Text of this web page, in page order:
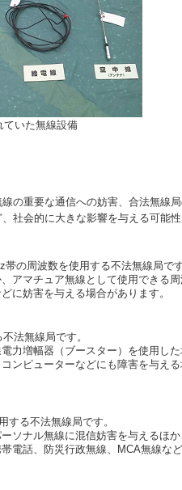
ていた無線設備
の重要な通信への妨害、合法無線
社会的に大きな影響を与える可能性
の周波数を使用する不法無線局です
アマチュア無線として使用できる
に妨害を与える場合があります。
法無線局です。
力増幅器（ブースター）を使用し
ンピューターなどにも障害を与える
る不法無線局です。
ソナル無線に混信妨害を与えるほ
電話、防災行政無線、MCA無線な